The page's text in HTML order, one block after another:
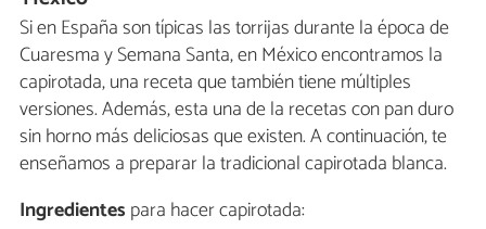
Si en España son típicas las torrijas durante la época de
Cuaresma y Semana Santa, en México encontramos la
capirotada, una receta que también tiene múltiples
versiones. Además, esta una de la recetas con pan duro
sin horno más deliciosas que existen. A continuación, te
enseñamos a preparar la tradicional capirotada blanca.
Ingredientes para hacer capirotada: